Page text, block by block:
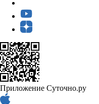
Приложение Суточно.ру